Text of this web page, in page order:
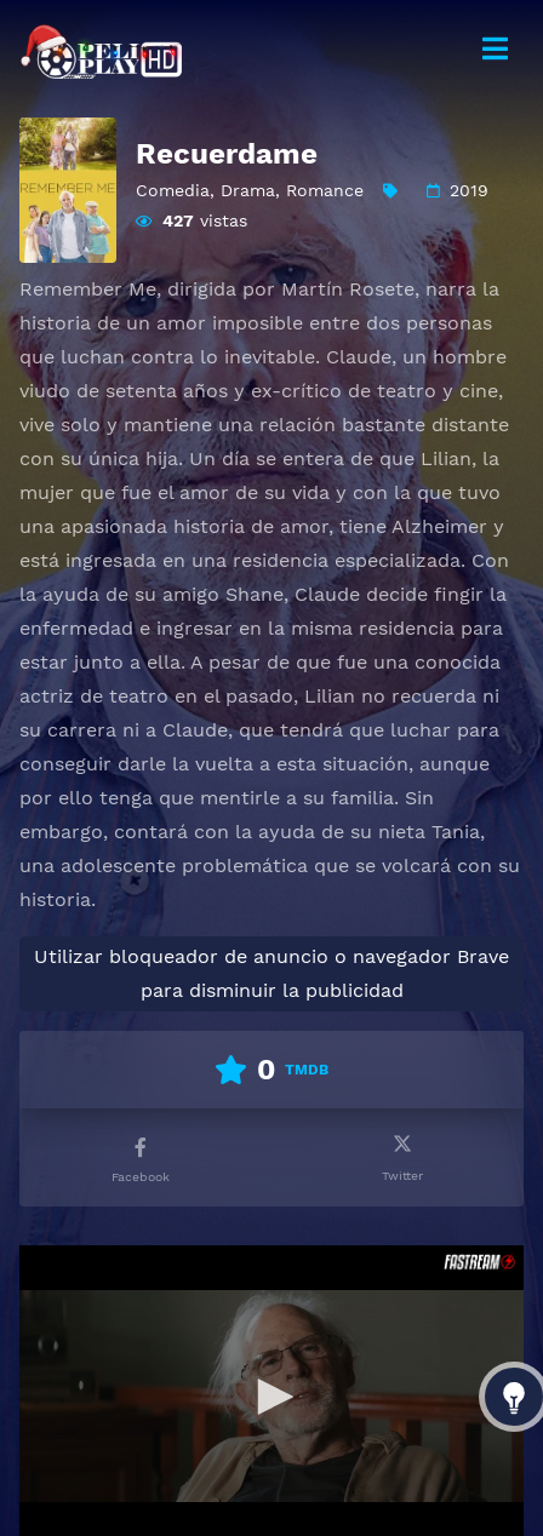
Recuerdame
Comedia, Drama, Romance
2019
427 vistas
Remember Me, dirigida por Martín Rosete, narra la
historia de un amor imposible entre dos personas
que luchan contra lo inevitable. Claude, un hombre
viudo de setenta años y ex-crítico de teatro y cine,
vive solo y mantiene una relación bastante distante
con su única hija. Un día se entera de que Lilian, la
mujer que fue el amor de su vida y con la que tuvo
una apasionada historia de amor, tiene Alzheimer y
está ingresada en una residencia especializada. Con
la ayuda de su amigo Shane, Claude decide fingir la
enfermedad e ingresar en la misma residencia para
estar junto a ella. A pesar de que fue una conocida
actriz de teatro en el pasado, Lilian no recuerda ni
su carrera ni a Claude, que tendrá que luchar para
conseguir darle la vuelta a esta situación, aunque
por ello tenga que mentirle a su familia. Sin
embargo, contará con la ayuda de su nieta Tania,
una adolescente problemática que se volcará con su
historia.
Utilizar bloqueador de anuncio o navegador Brave
para disminuir la publicidad
0 TMDB
Facebook Twitter